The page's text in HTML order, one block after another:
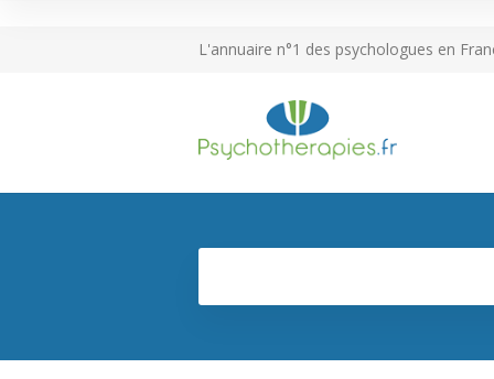
L'annuaire n°1 des psychologues en